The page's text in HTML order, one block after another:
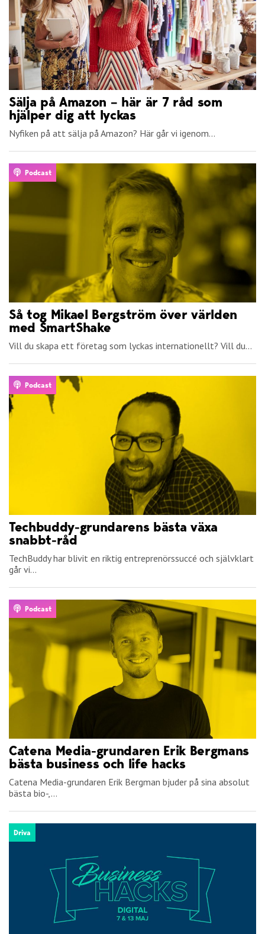
Sälja på Amazon – här är 7 råd som
hjälper dig att lyckas
Nyfiken på att sälja på Amazon? Här går vi igenom...
Podcast
Så tog Mikael Bergström över världen
med SmartShake
Vill du skapa ett företag som lyckas internationellt? Vill du...
Podcast
Techbuddy-grundarens bästa växa
snabbt-råd
TechBuddy har blivit en riktig entreprenörssuccé och självklart
går vi...
Podcast
Catena Media-grundaren Erik Bergmans
bästa business och life hacks
Catena Media-grundaren Erik Bergman bjuder på sina absolut
bästa bio-,...
Driva